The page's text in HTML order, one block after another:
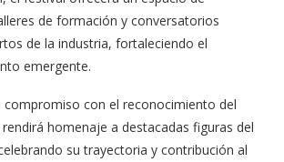
de formación y conversatorios
de la industria, fortaleciendo el
emergente.
compromiso con el reconocimiento del
homenaje a destacadas figuras del
su trayectoria y contribución al